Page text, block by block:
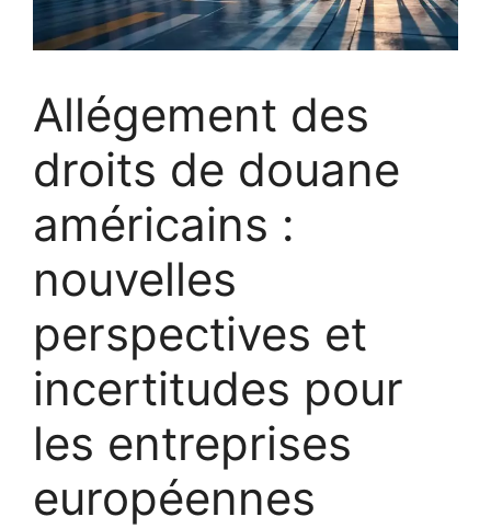
Allégement des
droits de douane
américains :
nouvelles
perspectives et
incertitudes pour
les entreprises
européennes